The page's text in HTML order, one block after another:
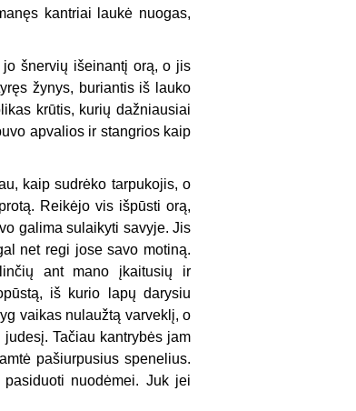
kantriai laukė nuogas,
šnervių išeinantį orą, o jis
žynys, buriantis iš lauko
krūtis, kurių dažniausiai
apvalios ir stangrios kaip
kaip sudrėko tarpukojis, o
Reikėjo vis išpūsti orą,
galima sulaikyti savyje. Jis
net regi jose savo motiną.
ant mano įkaitusių ir
iš kurio lapų darysiu
vaikas nulaužtą varveklį, o
Tačiau kantrybės jam
pašiurpusius spenelius.
nuodėmei. Juk jei